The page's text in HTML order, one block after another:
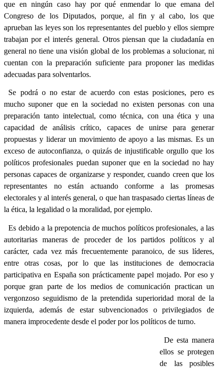
que en ningún caso hay por qué enmendar lo que emana del
Congreso de los Diputados, porque, al fin y al cabo, los que
aprueban las leyes son los representantes del pueblo y ellos siempre
trabajan por el interés general. Otros piensan que la ciudadanía en
general no tiene una visión global de los problemas a solucionar, ni
cuentan con la preparación suficiente para proponer las medidas
adecuadas para solventarlos.
Se podrá o no estar de acuerdo con estas posiciones, pero es
mucho suponer que en la sociedad no existen personas con una
preparación tanto intelectual, como técnica, con una ética y una
capacidad de análisis crítico, capaces de unirse para generar
propuestas y liderar un movimiento de apoyo a las mismas. Es un
exceso de autoconfianza, o quizás de injustificable orgullo que los
políticos profesionales puedan suponer que en la sociedad no hay
personas capaces de organizarse y responder, cuando creen que los
representantes no están actuando conforme a las promesas
electorales y al interés general, o que han traspasado ciertas líneas de
la ética, la legalidad o la moralidad, por ejemplo.
Es debido a la prepotencia de muchos políticos profesionales, a las
autoritarias maneras de proceder de los partidos políticos y al
carácter, cada vez más frecuentemente paranoico, de sus líderes,
entre otras cosas, por lo que las instituciones de democracia
participativa en España son prácticamente papel mojado. Por eso y
porque gran parte de los medios de comunicación practican un
vergonzoso seguidismo de la pretendida superioridad moral de la
izquierda, además de estar subvencionados o privilegiados de
manera improcedente desde el poder por los políticos de turno.
De esta manera
ellos se protegen
de las posibles